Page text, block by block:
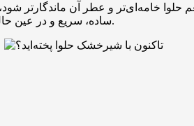
خامه‌ای‌تر و عطر آن ماندگارتر
ساده، سریع و در عین حال لوکس هستید، طرز تهیه حلوا زعفرانی با شیر خشک بهترین گزینه برای شما است.